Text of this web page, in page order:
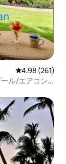
レビュー261
4.98 (261)
ル/エアコン